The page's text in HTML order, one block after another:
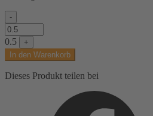
-
BIO
Baumwolljersey,
weiß,
uni
Menge
0.5
+
In den Warenkorb
Dieses Produkt teilen bei